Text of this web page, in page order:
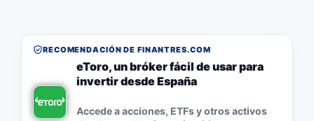
RECOMENDACIÓN DE FINANTRES.COM
eToro, un bróker fácil de usar para
invertir desde España
Accede a acciones, ETFs y otros activos